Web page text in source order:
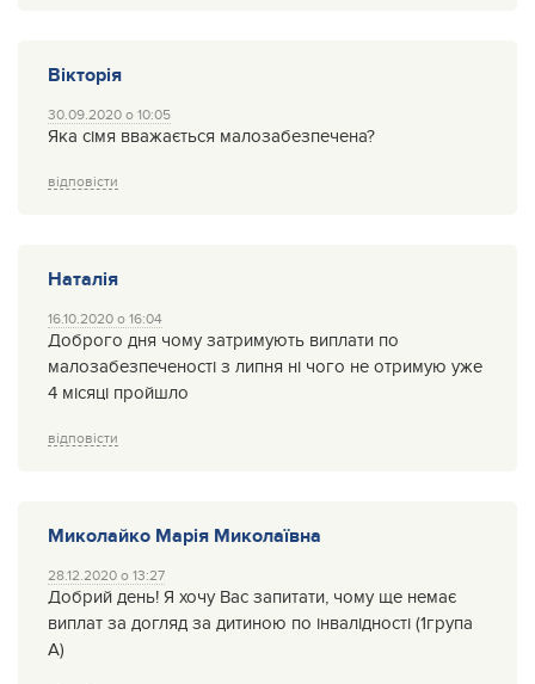
Вікторія
30.09.2020 о 10:05
Яка сімя вважається малозабезпечена?
відповісти
Наталія
16.10.2020 о 16:04
Доброго дня чому затримують виплати по
малозабезпеченості з липня ні чого не отримую уже
4 місяці пройшло
відповісти
Миколайко Марія Миколаївна
28.12.2020 о 13:27
Добрий день! Я хочу Вас запитати, чому ще немає
виплат за догляд за дитиною по інвалідності (1група
А)